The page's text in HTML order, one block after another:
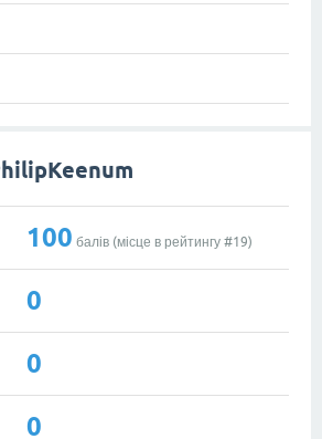
100 балів (місце в рейтингу #19)
0
0
0